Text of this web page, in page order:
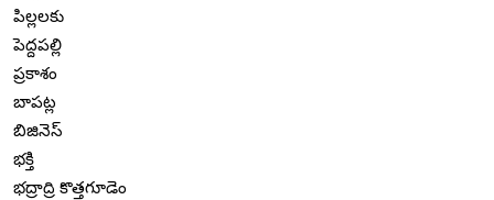
పిల్లలకు
పెద్దపల్లి
ప్రకాశం
బాపట్ల
బిజినెస్
భక్తి
భద్రాద్రి కొత్తగూడెం